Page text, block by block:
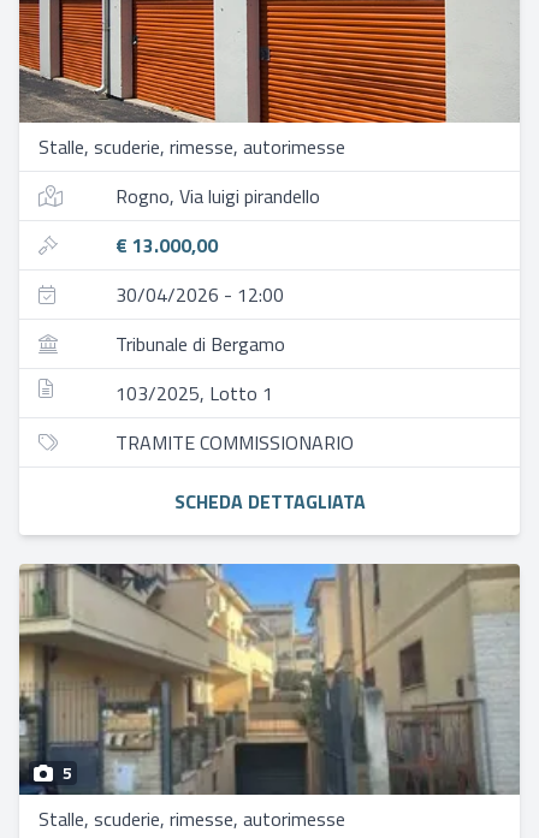
Stalle, scuderie, rimesse, autorimesse
Rogno, Via luigi pirandello
€ 13.000,00
30/04/2026 - 12:00
Tribunale di Bergamo
103/2025, Lotto 1
TRAMITE COMMISSIONARIO
SCHEDA DETTAGLIATA
5
Stalle, scuderie, rimesse, autorimesse